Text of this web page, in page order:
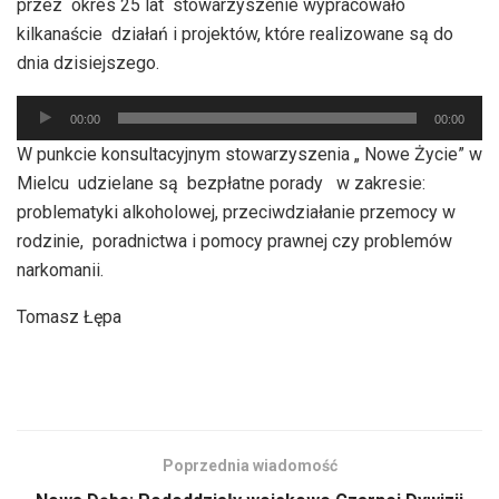
przez okres 25 lat stowarzyszenie wypracowało
kilkanaście działań i projektów, które realizowane są do
dnia dzisiejszego.
Odtwarzacz
plików
dźwiękowych
00:00 00:00
W punkcie konsultacyjnym stowarzyszenia „ Nowe Życie” w
Mielcu udzielane są bezpłatne porady w zakresie:
problematyki alkoholowej, przeciwdziałanie przemocy w
rodzinie, poradnictwa i pomocy prawnej czy problemów
narkomanii.
Tomasz Łępa
Poprzednia wiadomość